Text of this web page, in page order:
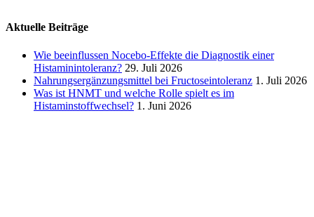
Aktuelle Beiträge
Wie beeinflussen Nocebo‑Effekte die Diagnostik einer
Histaminintoleranz? 29. Juli 2026
Nahrungsergänzungsmittel bei Fructoseintoleranz 1. Juli 2026
Was ist HNMT und welche Rolle spielt es im
Histaminstoffwechsel? 1. Juni 2026